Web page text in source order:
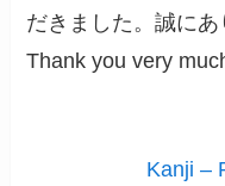
だきました。誠にあ
Thank you very
Kanji –